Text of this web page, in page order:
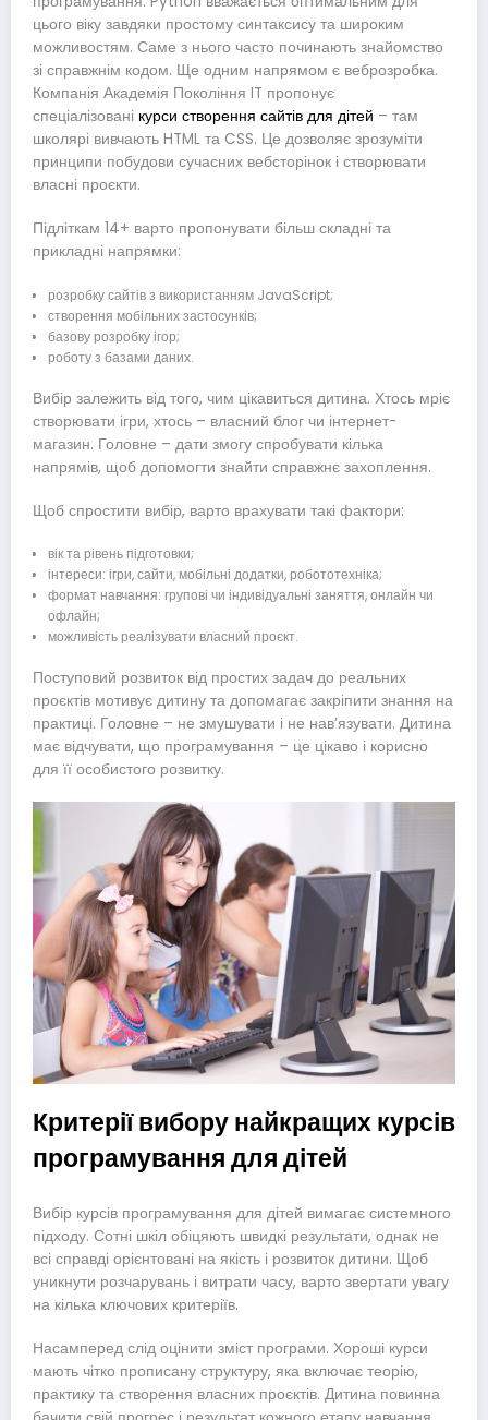
цього віку завдяки простому синтаксису та широким
можливостям. Саме з нього часто починають знайомство
зі справжнім кодом. Ще одним напрямом є веброзробка.
Компанія Академія Покоління IT пропонує
спеціалізовані курси створення сайтів для дітей – там
школярі вивчають HTML та CSS. Це дозволяє зрозуміти
принципи побудови сучасних вебсторінок і створювати
власні проєкти.
Підліткам 14+ варто пропонувати більш складні та
прикладні напрямки:
розробку сайтів з використанням JavaScript;
створення мобільних застосунків;
базову розробку ігор;
роботу з базами даних.
Вибір залежить від того, чим цікавиться дитина. Хтось мріє
створювати ігри, хтось – власний блог чи інтернет-
магазин. Головне – дати змогу спробувати кілька
напрямів, щоб допомогти знайти справжнє захоплення.
Щоб спростити вибір, варто врахувати такі фактори:
вік та рівень підготовки;
інтереси: ігри, сайти, мобільні додатки, робототехніка;
формат навчання: групові чи індивідуальні заняття, онлайн чи
офлайн;
можливість реалізувати власний проєкт.
Поступовий розвиток від простих задач до реальних
проєктів мотивує дитину та допомагає закріпити знання на
практиці. Головне – не змушувати і не нав’язувати. Дитина
має відчувати, що програмування – це цікаво і корисно
для її особистого розвитку.
Критерії вибору найкращих курсів
програмування для дітей
Вибір курсів програмування для дітей вимагає системного
підходу. Сотні шкіл обіцяють швидкі результати, однак не
всі справді орієнтовані на якість і розвиток дитини. Щоб
уникнути розчарувань і витрати часу, варто звертати увагу
на кілька ключових критеріїв.
Насамперед слід оцінити зміст програми. Хороші курси
мають чітко прописану структуру, яка включає теорію,
практику та створення власних проєктів. Дитина повинна